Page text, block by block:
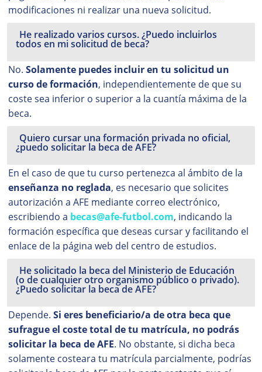
modificaciones ni realizar una nueva solicitud.
He realizado varios cursos. ¿Puedo incluirlos
todos en mi solicitud de beca?
No.Solamente puedes incluir en tu solicitud un
curso de formación, independientemente de que su
coste sea inferior o superior a la cuantía máxima de la
beca.
Quiero cursar una formación privada no oficial,
¿puedo solicitar la beca de AFE?
En el caso de que tu curso pertenezca al ámbito de la
enseñanza no reglada, es necesario que solicites
autorización a AFE mediante correo electrónico,
escribiendo a becas@afe-futbol.com, indicando la
formación específica que deseas cursar y facilitando el
enlace de la página web del centro de estudios.
He solicitado la beca del Ministerio de Educación
(o de cualquier otro organismo público o privado).
¿Puedo solicitar la beca de AFE?
Depende.Si eres beneficiario/a de otra beca que
sufrague el coste total de tu matrícula, no podrás
solicitar la beca de AFE. No obstante, si dicha beca
solamente costeara tu matrícula parcialmente, podrías